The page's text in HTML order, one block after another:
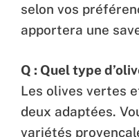
selon vos
apportera une
Q : Quel type
Les olives vertes
deux adaptées.
variétés